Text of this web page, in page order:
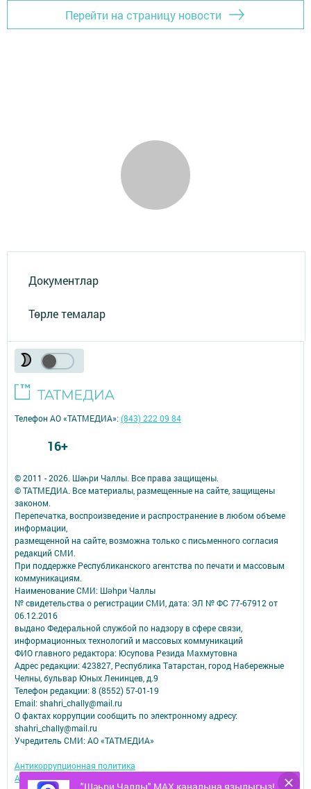
Перейти на страницу новости
Документлар
Төрле темалар
© 2011 - 2026. Шәһри Чаллы. Все права защищены.
© ТАТМЕДИА. Все материалы, размещенные на сайте, защищены
законом.
Перепечатка, воспроизведение и распространение в любом объеме
информации,
размещенной на сайте, возможна только с письменного согласия
редакций СМИ.
При поддержке Республиканского агентства по печати и массовым
коммуникациям.
Наименование СМИ: Шəhри Чаллы
№ свидетельства о регистрации СМИ, дата: ЭЛ № ФС 77-67912 от
06.12.2016
выдано Федеральной службой по надзору в сфере связи,
информационных технологий и массовых коммуникаций
ФИО главного редактора: Юсупова Резида Махмутовна
Адрес редакции: 423827, Республика Татарстан, город Набережные
Челны, бульвар Юных Ленинцев, д.9
Телефон редакции: 8 (8552) 57-01-19
Email: shahri_chally@mail.ru
О фактах коррупции сообщить по электронному адресу:
shahri_chally@mail.ru
Учредитель СМИ: АО «ТАТМЕДИА»
Антикоррупционная политика
АО «ТАТМЕДИА» использует «cookie»
для персонализации сервисов и
Телефон АО «ТАТМЕДИА»:(843) 222 09 84
16+